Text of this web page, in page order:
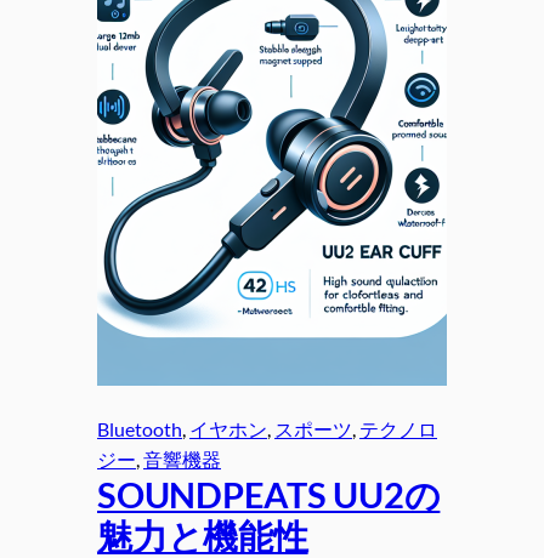
Bluetooth イヤホン スポーツ テクノロ
ジー 音響機器
SOUNDPEATS UU2の
魅力と機能性